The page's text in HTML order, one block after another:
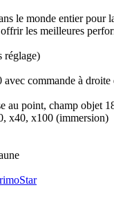
le monde entier pour
les meilleures
réglage)
commande à
au point, champ objet
x40, x100 (immersion)